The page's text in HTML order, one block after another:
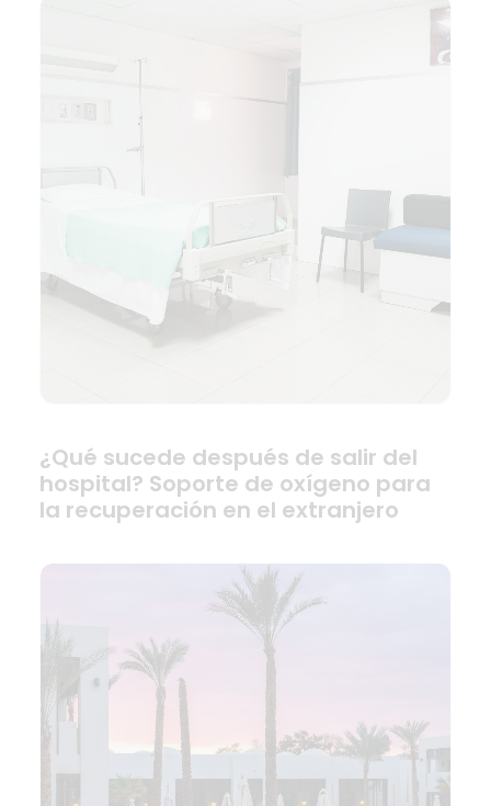
¿Qué sucede después de salir del
hospital? Soporte de oxígeno para
la recuperación en el extranjero